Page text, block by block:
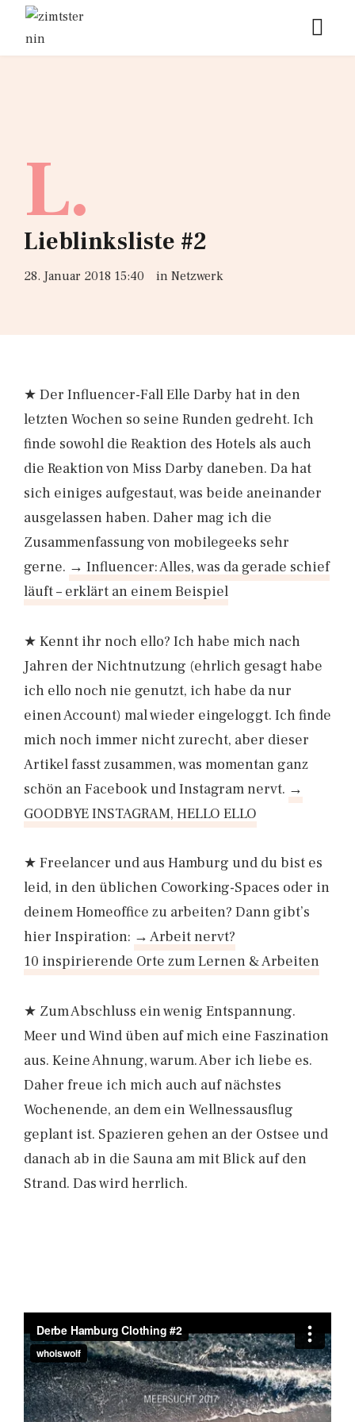
L.
Lieblinksliste #2
28. Januar 2018 15:40 in Netzwerk
★ Der Influencer-Fall Elle Darby hat in den
letzten Wochen so seine Runden gedreht. Ich
finde sowohl die Reaktion des Hotels als auch
die Reaktion von Miss Darby daneben. Da hat
sich einiges aufgestaut, was beide aneinander
ausgelassen haben. Daher mag ich die
Zusammenfassung von mobilegeeks sehr
gerne. → Influencer: Alles, was da gerade schief
läuft – erklärt an einem Beispiel
★ Kennt ihr noch ello? Ich habe mich nach
Jahren der Nichtnutzung (ehrlich gesagt habe
ich ello noch nie genutzt, ich habe da nur
einen Account) mal wieder eingeloggt. Ich finde
mich noch immer nicht zurecht, aber dieser
Artikel fasst zusammen, was momentan ganz
schön an Facebook und Instagram nervt. →
GOODBYE INSTAGRAM, HELLO ELLO
★ Freelancer und aus Hamburg und du bist es
leid, in den üblichen Coworking-Spaces oder in
deinem Homeoffice zu arbeiten? Dann gibt’s
hier Inspiration: → Arbeit nervt?
10 inspirierende Orte zum Lernen & Arbeiten
★ Zum Abschluss ein wenig Entspannung.
Meer und Wind üben auf mich eine Faszination
aus. Keine Ahnung, warum. Aber ich liebe es.
Daher freue ich mich auch auf nächstes
Wochenende, an dem ein Wellnessausflug
geplant ist. Spazieren gehen an der Ostsee und
danach ab in die Sauna am mit Blick auf den
Strand. Das wird herrlich.